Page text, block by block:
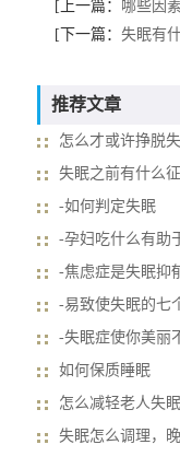
[上一篇： 哪些因
[下一篇： 失眠有
推荐文章
怎么才或许挣脱
失眠之前有什么征
-如何判定失眠
-孕妇吃什么有助
-焦虑症是失眠抑
-易致使失眠的七
-失眠症使你美丽
如何保质睡眠
怎么减轻老人失
失眠怎么调理，